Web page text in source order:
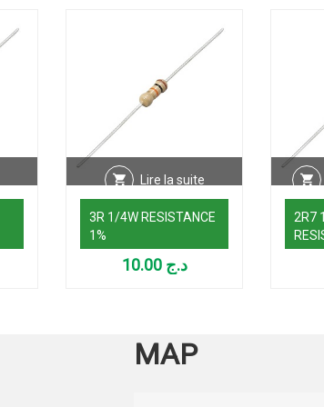
Lire la suite
3R 1/4W RESISTANCE
1%
د.ج 10.00
2R7
MAP